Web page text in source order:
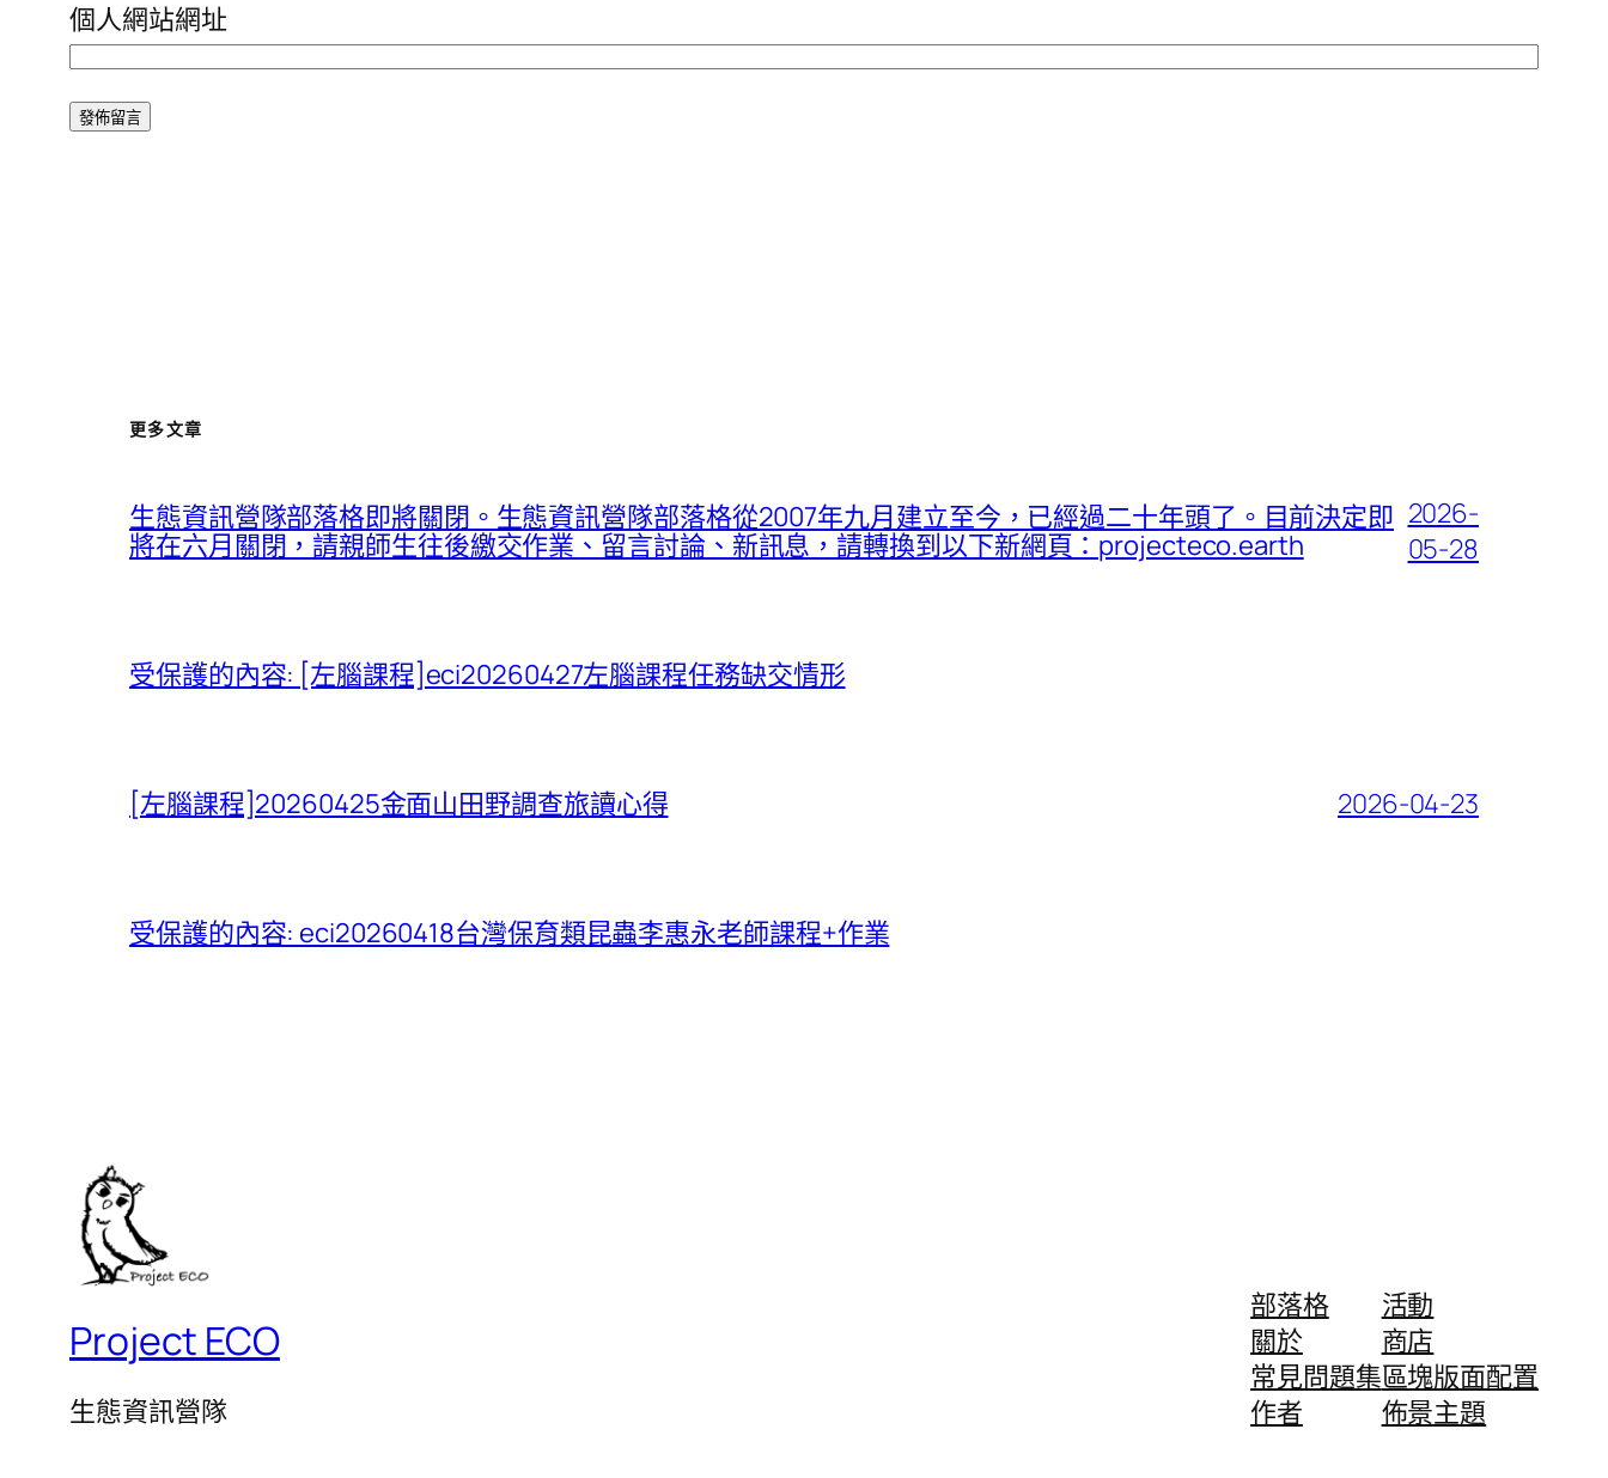
個人網站網址
更多文章
生態資訊營隊部落格即將關閉。生態資訊營隊部落格從2007年九月建立至今，已經過二十年頭了。目前決定即
將在六月關閉，請親師生往後繳交作業、留言討論、新訊息，請轉換到以下新網頁：projecteco.earth
2026-
05-28
受保護的內容: [左腦課程]eci20260427左腦課程任務缺交情形
[左腦課程]20260425金面山田野調查旅讀心得 2026-04-23
受保護的內容: eci20260418台灣保育類昆蟲李惠永老師課程+作業
Project ECO
生態資訊營隊
部落格
關於
常見問題集
作者
活動
商店
區塊版面配置
佈景主題